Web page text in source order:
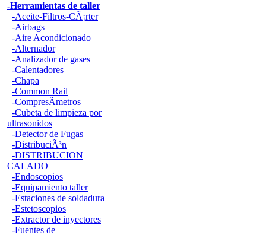
-Herramientas de taller
-Aceite-Filtros-CÃ¡rter
-Airbags
-Aire Acondicionado
-Alternador
-Analizador de gases
-Calentadores
-Chapa
-Common Rail
-CompresÃ­metros
-Cubeta de limpieza por
ultrasonidos
-Detector de Fugas
-DistribuciÃ³n
-DISTRIBUCION
CALADO
-Endoscopios
-Equipamiento taller
-Estaciones de soldadura
-Estetoscopios
-Extractor de inyectores
-Fuentes de